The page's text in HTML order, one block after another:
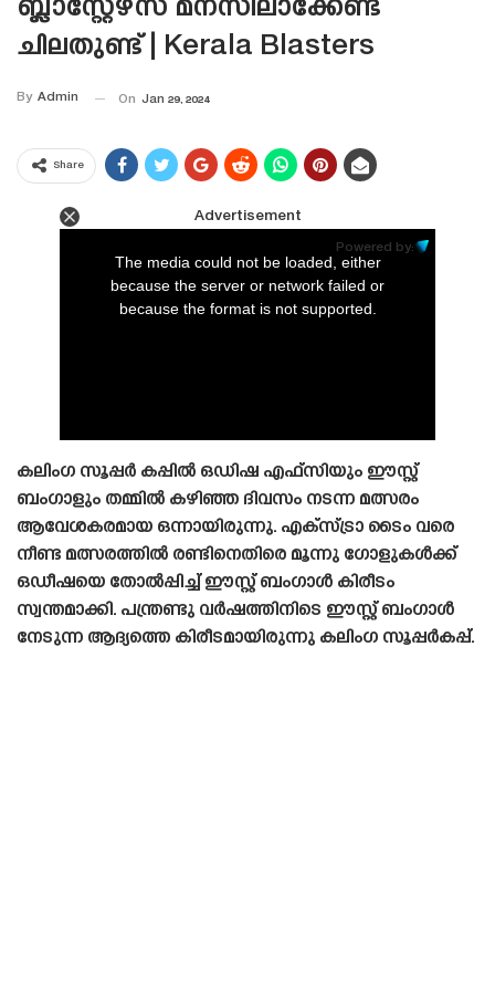
ബ്ലാസ്റ്റേഴ്‌സ് മനസിലാക്കേണ്ട
ചിലതുണ്ട് | Kerala Blasters
By Admin On Jan 29, 2024
Share
Advertisement
Powered by:
The media could not be loaded, either
because the server or network failed or
because the format is not supported.
കലിംഗ സൂപ്പർ കപ്പിൽ ഒഡിഷ എഫ്‌സിയും ഈസ്റ്റ്
ബംഗാളും തമ്മിൽ കഴിഞ്ഞ ദിവസം നടന്ന മത്സരം
ആവേശകരമായ ഒന്നായിരുന്നു. എക്‌സ്ട്രാ ടൈം വരെ
നീണ്ട മത്സരത്തിൽ രണ്ടിനെതിരെ മൂന്നു ഗോളുകൾക്ക്
ഒഡീഷയെ തോൽപ്പിച്ച് ഈസ്റ്റ് ബംഗാൾ കിരീടം
സ്വന്തമാക്കി. പന്ത്രണ്ടു വർഷത്തിനിടെ ഈസ്റ്റ് ബംഗാൾ
നേടുന്ന ആദ്യത്തെ കിരീടമായിരുന്നു കലിംഗ സൂപ്പർകപ്പ്.